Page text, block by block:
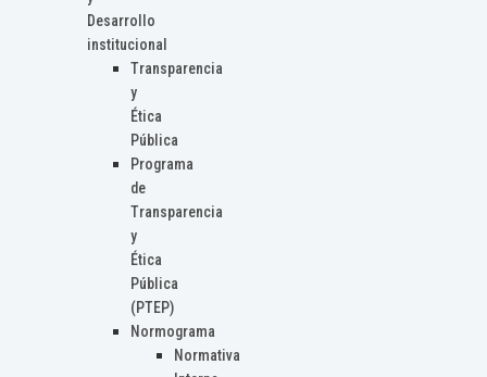
Desarrollo
institucional
Transparencia
y
Ética
Pública
Programa
de
Transparencia
y
Ética
Pública
(PTEP)
Normograma
Normativa